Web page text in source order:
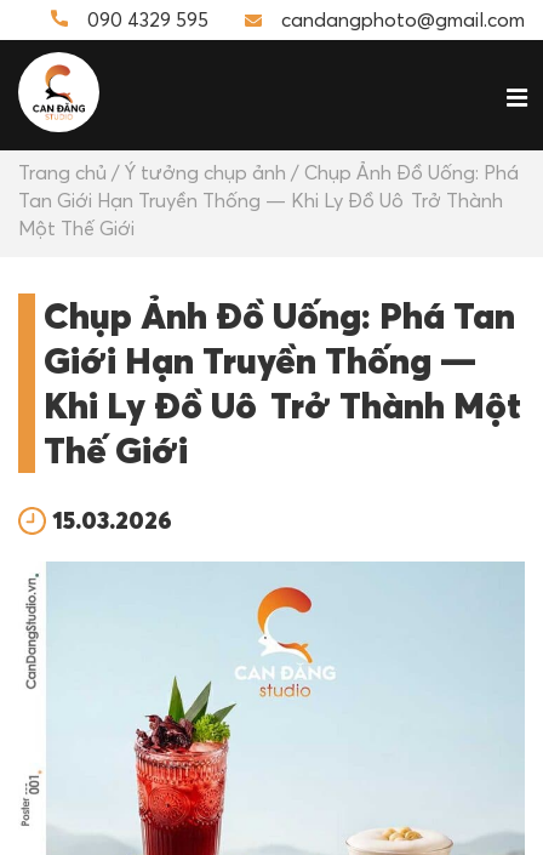
090 4329 595 candangphoto@gmail.com
Trang chủ / Ý tưởng chụp ảnh / Chụp Ảnh Đồ Uống: Phá
Tan Giới Hạn Truyền Thống — Khi Ly Đồ Uô Trở Thành
Một Thế Giới
Chụp Ảnh Đồ Uống: Phá Tan
Giới Hạn Truyền Thống —
Khi Ly Đồ Uô Trở Thành Một
Thế Giới
15.03.2026